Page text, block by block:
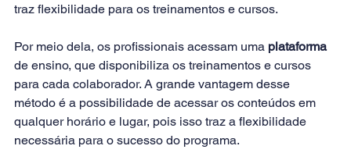
traz flexibilidade para os treinamentos e cursos.
Por meio dela, os profissionais acessam uma plataforma
de ensino, que disponibiliza os treinamentos e cursos
para cada colaborador. A grande vantagem desse
método é a possibilidade de acessar os conteúdos em
qualquer horário e lugar, pois isso traz a flexibilidade
necessária para o sucesso do programa.